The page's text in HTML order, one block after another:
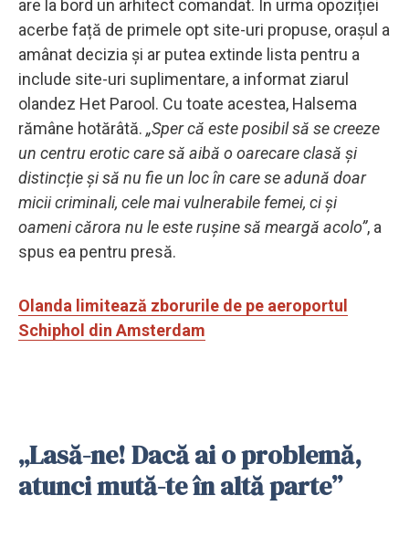
are la bord un arhitect comandat. În urma opoziției
acerbe față de primele opt site-uri propuse, orașul a
amânat decizia și ar putea extinde lista pentru a
include site-uri suplimentare, a informat ziarul
olandez Het Parool. Cu toate acestea, Halsema
rămâne hotărâtă. „Sper că este posibil să se creeze
un centru erotic care să aibă o oarecare clasă și
distincție și să nu fie un loc în care se adună doar
micii criminali, cele mai vulnerabile femei, ci și
oameni cărora nu le este rușine să meargă acolo”, a
spus ea pentru presă.
Olanda limitează zborurile de pe aeroportul
Schiphol din Amsterdam
„Lasă-ne! Dacă ai o problemă,
atunci mută-te în altă parte”